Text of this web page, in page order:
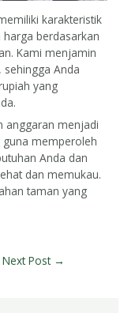
karakteristik
berdasarkan
Kami menjamin
Anda
yang
anggaran menjadi
guna memperoleh
Anda dan
dan memukau.
taman yang
Next Post →